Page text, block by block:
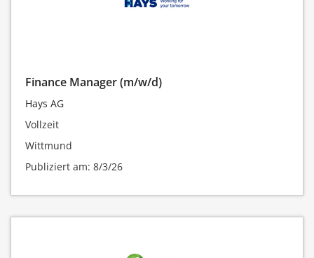
Finance Manager (m/w/d)
Hays AG
Vollzeit
Wittmund
Publiziert am: 8/3/26